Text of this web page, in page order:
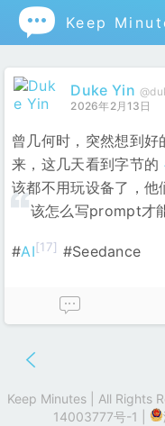
 Keep
Duke Yin
2026年2月13日
曾几何时，突然想到好
来，这几天看到字节的
该都不用玩设备了，他
该怎么写prompt才
#AI[17] #Seedance
Keep Minutes | All Rights
14003777号-1